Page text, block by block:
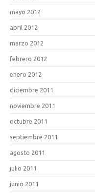
mayo 2012
abril 2012
marzo 2012
febrero 2012
enero 2012
diciembre 2011
noviembre 2011
octubre 2011
septiembre 2011
agosto 2011
julio 2011
junio 2011